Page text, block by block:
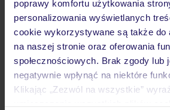
poprawy komfortu użytkowania
personalizowania wyświetlanych
cookie wykorzystywane są także do
na naszej stronie oraz oferowania
społecznościowych. Brak zgody lub
negatywnie wpłynąć na niektóre
Klikając „Zezwól na wszystkie”
Apartamentos Pez Azul
WYSPY KANARYJSKIE TENERYFA PUERTO DE
1 766